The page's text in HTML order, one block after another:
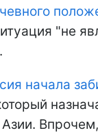
"не
начала